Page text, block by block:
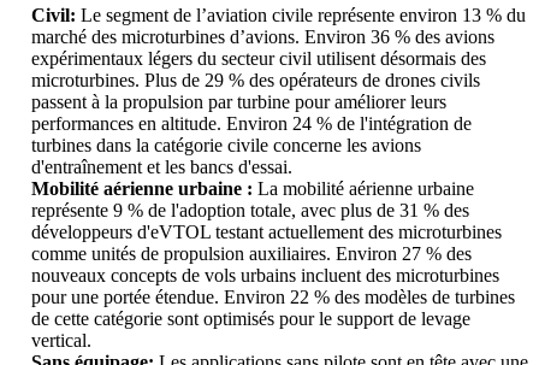
Civil: Le segment de l’aviation civile représente environ 13 % du
marché des microturbines d’avions. Environ 36 % des avions
expérimentaux légers du secteur civil utilisent désormais des
microturbines. Plus de 29 % des opérateurs de drones civils
passent à la propulsion par turbine pour améliorer leurs
performances en altitude. Environ 24 % de l'intégration de
turbines dans la catégorie civile concerne les avions
d'entraînement et les bancs d'essai.
Mobilité aérienne urbaine : La mobilité aérienne urbaine
représente 9 % de l'adoption totale, avec plus de 31 % des
développeurs d'eVTOL testant actuellement des microturbines
comme unités de propulsion auxiliaires. Environ 27 % des
nouveaux concepts de vols urbains incluent des microturbines
pour une portée étendue. Environ 22 % des modèles de turbines
de cette catégorie sont optimisés pour le support de levage
vertical.